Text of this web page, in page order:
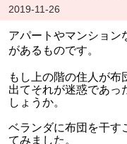
2019-11-26
アパートやマンション
があるものです。
もし上の階の住人が
出てそれが迷惑であっ
しょうか。
ベランダに布団を干す
てみました。